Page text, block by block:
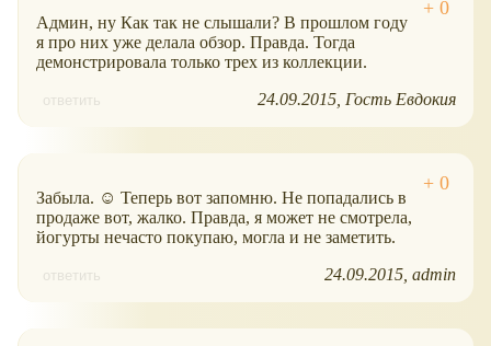
Админ, ну Как так не слышали? В прошлом году
я про них уже делала обзор. Правда. Тогда
демонстрировала только трех из коллекции.
ответить 24.09.2015 Гость Евдокия
Забыла. ☺ Теперь вот запомню. Не попадались в
продаже вот, жалко. Правда, я может не смотрела,
йогурты нечасто покупаю, могла и не заметить.
ответить 24.09.2015 admin